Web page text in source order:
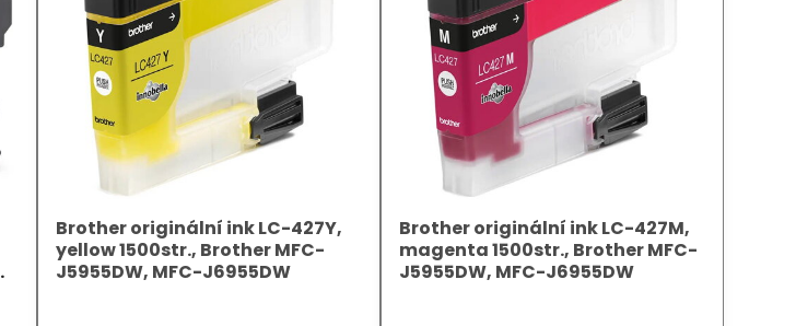
Brother originální ink LC-427Y,
yellow 1500str., Brother MFC-
J5955DW, MFC-J6955DW
Brother originální ink LC-427M,
magenta 1500str., Brother MFC-
J5955DW, MFC-J6955DW